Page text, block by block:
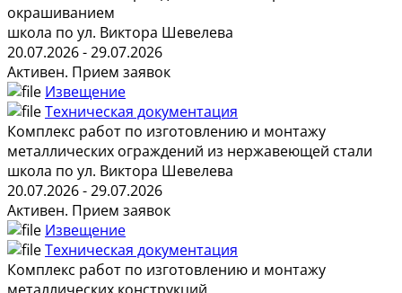
окрашиванием
школа по ул. Виктора Шевелева
20.07.2026 - 29.07.2026
Активен. Прием заявок
Извещение
Техническая документация
Комплекс работ по изготовлению и монтажу
металлических ограждений из нержавеющей стали
школа по ул. Виктора Шевелева
20.07.2026 - 29.07.2026
Активен. Прием заявок
Извещение
Техническая документация
Комплекс работ по изготовлению и монтажу